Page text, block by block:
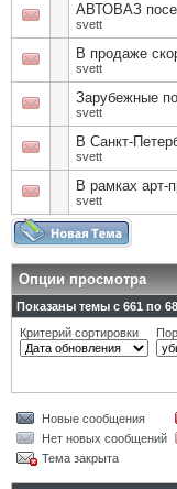
АВТОВАЗ
svett
В продаже
svett
Зарубежные
svett
В Санкт-
svett
В рамках арт-
svett
Опции просмотра
Показаны темы с 661 по
Критерий сортировки
Новые сообщения
Нет новых сообщений
Тема закрыта